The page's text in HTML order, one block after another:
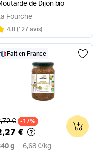
de Dijon bio
Fourche
Note
4.8 sur 5
(127 avis)
Fait en France
prix
€ -17%
€
g 6,68 €/ kg
0